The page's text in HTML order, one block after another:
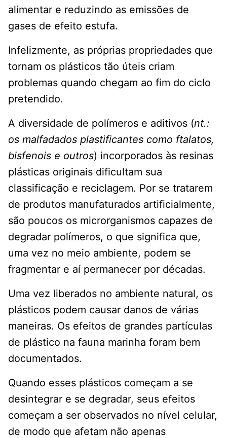
alimentar e reduzindo as emissões de
gases de efeito estufa.
Infelizmente, as próprias propriedades que
tornam os plásticos tão úteis criam
problemas quando chegam ao fim do ciclo
pretendido.
A diversidade de polímeros e aditivos (nt.:
os malfadados plastificantes como ftalatos,
bisfenois e outros) incorporados às resinas
plásticas originais dificultam sua
classificação e reciclagem. Por se tratarem
de produtos manufaturados artificialmente,
são poucos os microrganismos capazes de
degradar polímeros, o que significa que,
uma vez no meio ambiente, podem se
fragmentar e aí permanecer por décadas.
Uma vez liberados no ambiente natural, os
plásticos podem causar danos de várias
maneiras. Os efeitos de grandes partículas
de plástico na fauna marinha foram bem
documentados.
Quando esses plásticos começam a se
desintegrar e se degradar, seus efeitos
começam a ser observados no nível celular,
de modo que afetam não apenas